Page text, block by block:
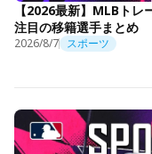
【2026最新】MLBト
注目の移籍選手まとめ
2026/8/7 スポーツ